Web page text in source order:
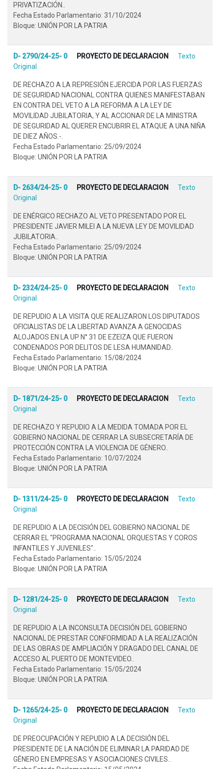
PRIVATIZACIÓN..
Fecha Estado Parlamentario: 31/10/2024
Bloque: UNIÓN POR LA PATRIA
D- 2790/24-25- 0 PROYECTO DE DECLARACION
Texto
Original
DE RECHAZO A LA REPRESIÓN EJERCIDA POR LAS FUERZAS
DE SEGURIDAD NACIONAL CONTRA QUIENES MANIFESTABAN
EN CONTRA DEL VETO A LA REFORMA A LA LEY DE
MOVILIDAD JUBILATORIA, Y AL ACCIONAR DE LA MINISTRA
DE SEGURIDAD AL QUERER ENCUBRIR EL ATAQUE A UNA NIÑA
DE DIEZ AÑOS.-.
Fecha Estado Parlamentario: 25/09/2024
Bloque: UNIÓN POR LA PATRIA
D- 2634/24-25- 0 PROYECTO DE DECLARACION
Texto
Original
DE ENÉRGICO RECHAZO AL VETO PRESENTADO POR EL
PRESIDENTE JAVIER MILEI A LA NUEVA LEY DE MOVILIDAD
JUBILATORIA..
Fecha Estado Parlamentario: 25/09/2024
Bloque: UNIÓN POR LA PATRIA
D- 2324/24-25- 0 PROYECTO DE DECLARACION
Texto
Original
DE REPUDIO A LA VISITA QUE REALIZARON LOS DIPUTADOS
OFICIALISTAS DE LA LIBERTAD AVANZA A GENOCIDAS
ALOJADOS EN LA UP N° 31 DE EZEIZA QUE FUERON
CONDENADOS POR DELITOS DE LESA HUMANIDAD..
Fecha Estado Parlamentario: 15/08/2024
Bloque: UNIÓN POR LA PATRIA
D- 1871/24-25- 0 PROYECTO DE DECLARACION
Texto
Original
DE RECHAZO Y REPUDIO A LA MEDIDA TOMADA POR EL
GOBIERNO NACIONAL DE CERRAR LA SUBSECRETARÍA DE
PROTECCIÓN CONTRA LA VIOLENCIA DE GÉNERO..
Fecha Estado Parlamentario: 10/07/2024
Bloque: UNIÓN POR LA PATRIA
D- 1311/24-25- 0 PROYECTO DE DECLARACION
Texto
Original
DE REPUDIO A LA DECISIÓN DEL GOBIERNO NACIONAL DE
CERRAR EL "PROGRAMA NACIONAL ORQUESTAS Y COROS
INFANTILES Y JUVENILES"..
Fecha Estado Parlamentario: 15/05/2024
Bloque: UNIÓN POR LA PATRIA
D- 1281/24-25- 0 PROYECTO DE DECLARACION
Texto
Original
DE REPUDIO A LA INCONSULTA DECISIÓN DEL GOBIERNO
NACIONAL DE PRESTAR CONFORMIDAD A LA REALIZACIÓN
DE LAS OBRAS DE AMPLIACIÓN Y DRAGADO DEL CANAL DE
ACCESO AL PUERTO DE MONTEVIDEO..
Fecha Estado Parlamentario: 15/05/2024
Bloque: UNIÓN POR LA PATRIA
D- 1265/24-25- 0 PROYECTO DE DECLARACION
Texto
Original
DE PREOCUPACIÓN Y REPUDIO A LA DECISIÓN DEL
PRESIDENTE DE LA NACIÓN DE ELIMINAR LA PARIDAD DE
GÉNERO EN EMPRESAS Y ASOCIACIONES CIVILES..